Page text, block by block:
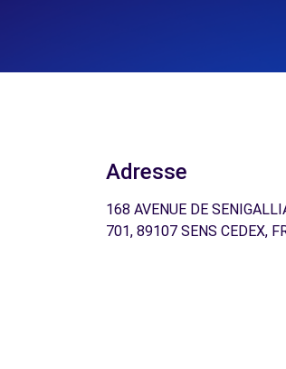
Adresse
168 AVENUE DE
701, 89107 SENS CEDEX,